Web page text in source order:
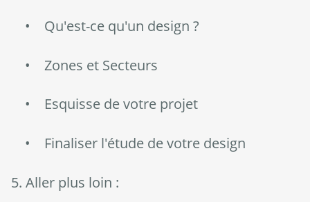
• Qu'est-ce qu'un design ?
• Zones et Secteurs
• Esquisse de votre projet
• Finaliser l'étude de votre design
5. Aller plus loin :